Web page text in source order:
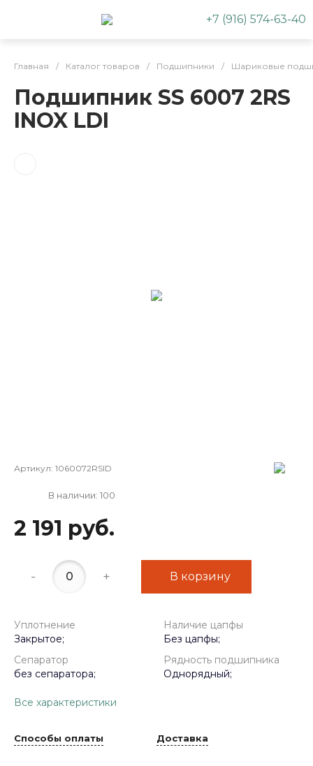
+7 (916) 574-63-40
Главная / Каталог товаров / Подшипники / Шариковые
Подшипник SS 6007 2RS
INOX LDI
Артикул: 1060072RSID
В наличии: 100
2 191 руб.
- + В корзину
Уплотнение
Закрытое;
Наличие цапфы
Без цапфы;
Сепаратор
без сепаратора;
Рядность подшипника
Однорядный;
Все характеристики
Способы оплаты Доставка